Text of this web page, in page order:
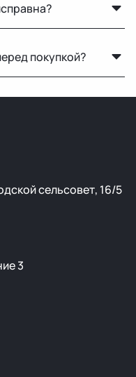
службами.
дефекты перед
покупкой?
сельсовет, 16/5
3